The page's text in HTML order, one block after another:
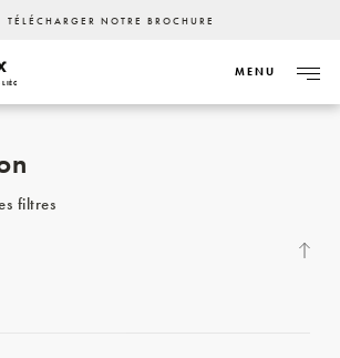
TÉLÉCHARGER NOTRE BROCHURE
MENU
filtres